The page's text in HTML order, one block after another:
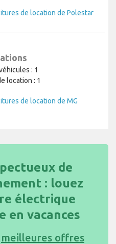
de location de Polestar
: 1
location : 1
de location de MG
de
: louez
électrique
en vacances
meilleures offres